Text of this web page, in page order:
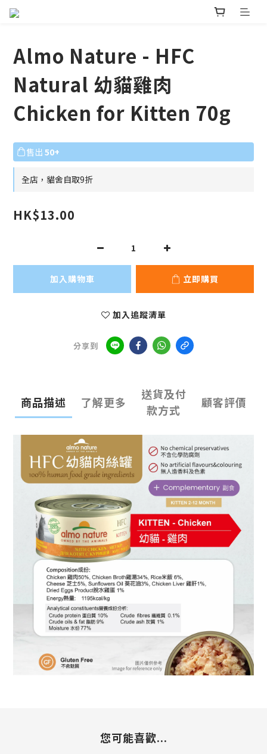
Almo Nature - HFC
Natural 幼貓雞肉
Chicken for Kitten 70g
售出 50+
全店，貓舍自取9折
HK$13.00
加入購物車 立即購買
加入追蹤清單
分享到
商品描述 了解更多
送貨及付
款方式
顧客評價
您可能喜歡...